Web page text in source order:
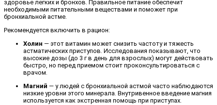
здоровье легких и бронхов. Правильное питание обеспечит
необходимыми питательными веществами и поможет при
бронхиальной астме.
Рекомендуется включить в рацион:
Холин — этот витамин может снизить частоту и тяжесть
астматических приступов. Исследования показывают, что
высокие дозы (до 3 г в день для взрослых) могут действовать
быстро, но перед приемом стоит проконсультироваться с
врачом.
Магний — у людей с бронхиальной астмой часто наблюдаются
низкие уровни этого минерала. Внутривенное введение магния
используется как экстренная помощь при приступах.